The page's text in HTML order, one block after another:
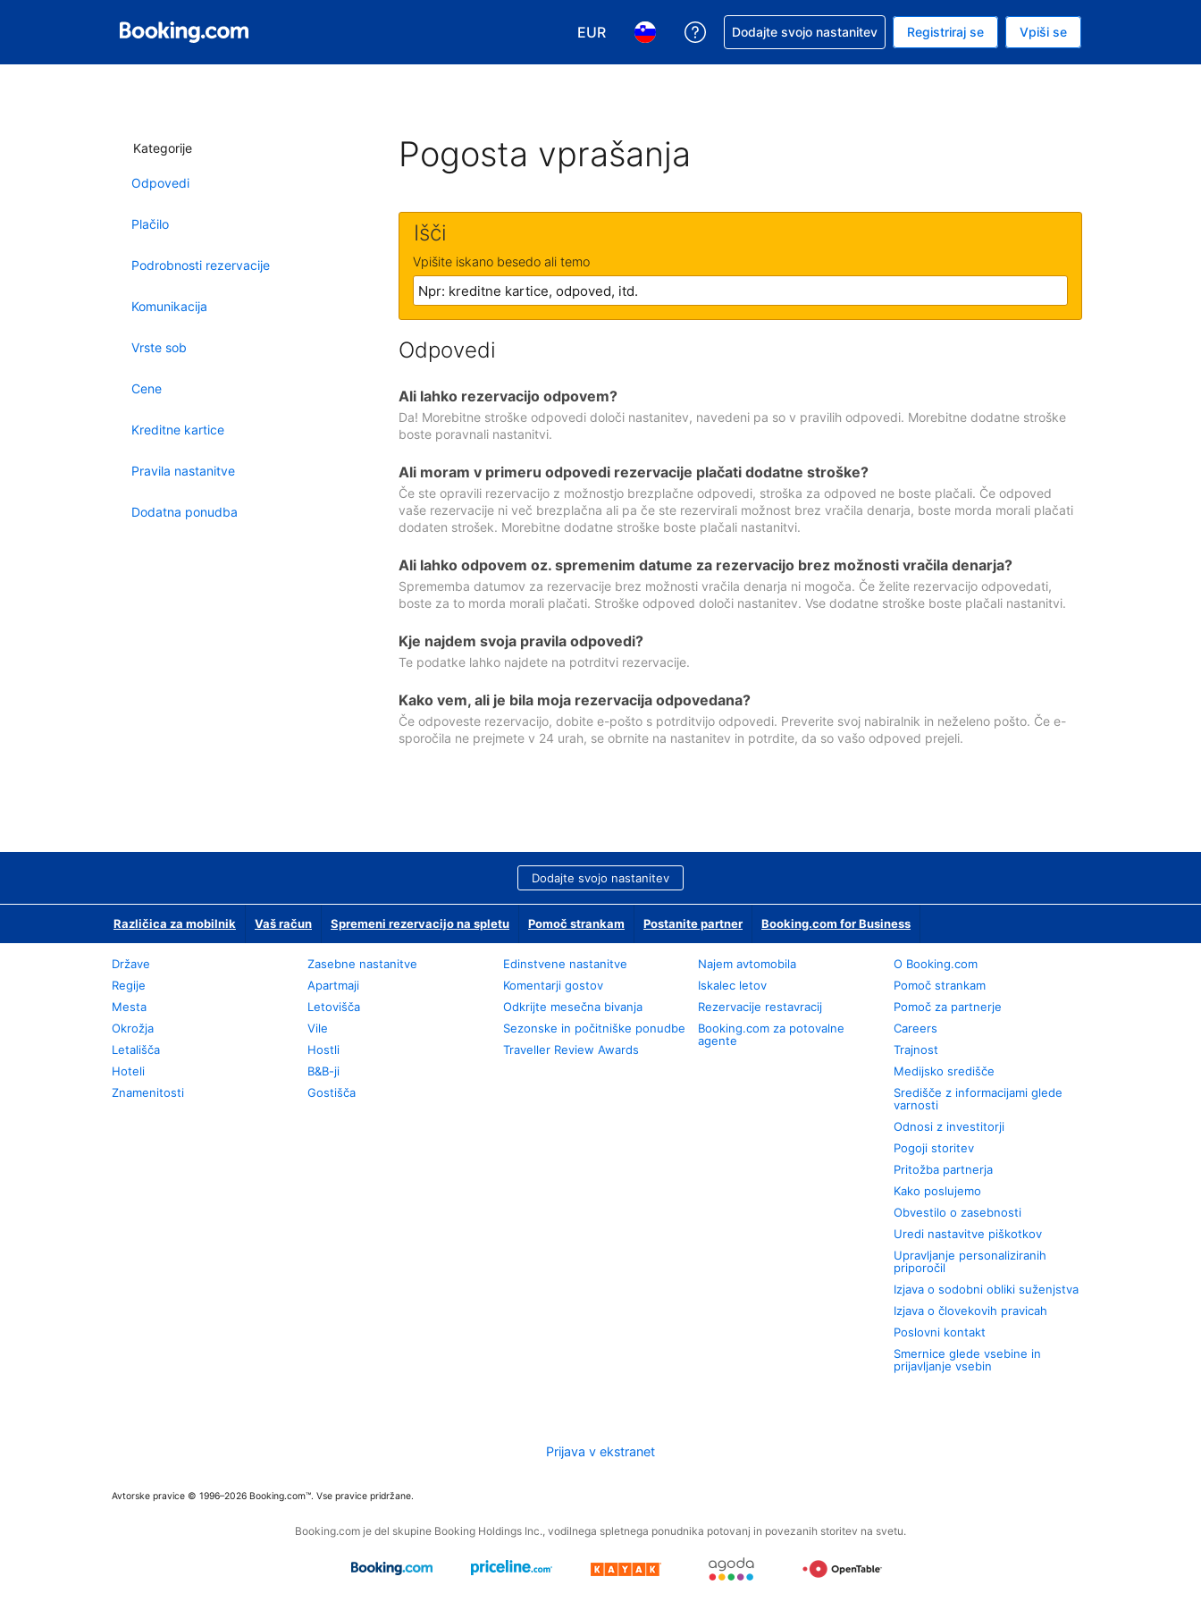
EUR
Izbira valute. Vaša trenutna valuta je evro
Izbira jezika. Vaš trenutni jezik je Slovenščini
Zaprosite za pomoč pri rezervaciji
Dodajte svojo nastanitev Registriraj se Vpiši se
Kategorije
Odpovedi
Plačilo
Podrobnosti rezervacije
Komunikacija
Vrste sob
Cene
Kreditne kartice
Pravila nastanitve
Dodatna ponudba
Pogosta vprašanja
Išči
Vpišite iskano besedo ali temo
Odpovedi
Ali lahko rezervacijo odpovem?
Da! Morebitne stroške odpovedi določi nastanitev, navedeni pa so v pravilih odpovedi. Morebitne dodatne stroške
boste poravnali nastanitvi.
Ali moram v primeru odpovedi rezervacije plačati dodatne stroške?
Če ste opravili rezervacijo z možnostjo brezplačne odpovedi, stroška za odpoved ne boste plačali. Če odpoved
vaše rezervacije ni več brezplačna ali pa če ste rezervirali možnost brez vračila denarja, boste morda morali plačati
dodaten strošek. Morebitne dodatne stroške boste plačali nastanitvi.
Ali lahko odpovem oz. spremenim datume za rezervacijo brez možnosti vračila denarja?
Sprememba datumov za rezervacije brez možnosti vračila denarja ni mogoča. Če želite rezervacijo odpovedati,
boste za to morda morali plačati. Stroške odpoved določi nastanitev. Vse dodatne stroške boste plačali nastanitvi.
Kje najdem svoja pravila odpovedi?
Te podatke lahko najdete na potrditvi rezervacije.
Kako vem, ali je bila moja rezervacija odpovedana?
Če odpoveste rezervacijo, dobite e-pošto s potrditvijo odpovedi. Preverite svoj nabiralnik in neželeno pošto. Če e-
sporočila ne prejmete v 24 urah, se obrnite na nastanitev in potrdite, da so vašo odpoved prejeli.
Dodajte svojo nastanitev
Različica za mobilnik Vaš račun Spremeni rezervacijo na spletu Pomoč strankam Postanite partner Booking.com for Business
Države
Regije
Mesta
Okrožja
Letališča
Hoteli
Znamenitosti
Zasebne nastanitve
Apartmaji
Letovišča
Vile
Hostli
B&B-ji
Gostišča
Edinstvene nastanitve
Komentarji gostov
Odkrijte mesečna bivanja
Sezonske in počitniške ponudbe
Traveller Review Awards
Najem avtomobila
Iskalec letov
Rezervacije restavracij
Booking.com za potovalne
agente
O Booking.com
Pomoč strankam
Pomoč za partnerje
Careers
Trajnost
Medijsko središče
Središče z informacijami glede
varnosti
Odnosi z investitorji
Pogoji storitev
Pritožba partnerja
Kako poslujemo
Obvestilo o zasebnosti
Uredi nastavitve piškotkov
Upravljanje personaliziranih
priporočil
Izjava o sodobni obliki suženjstva
Izjava o človekovih pravicah
Poslovni kontakt
Smernice glede vsebine in
prijavljanje vsebin
Prijava v ekstranet
Avtorske pravice © 1996–2026 Booking.com™. Vse pravice pridržane.
Booking.com je del skupine Booking Holdings Inc., vodilnega spletnega ponudnika potovanj in povezanih storitev na svetu.